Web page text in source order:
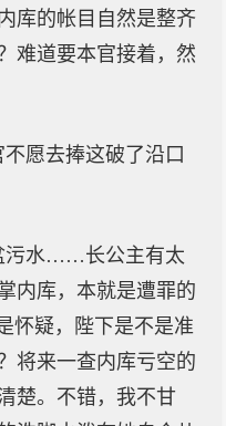
库的帐目自然是整齐
难道要本官接着，然
愿去捧这破了沿口
污水……长公主有太
内库，本就是遭罪的
怀疑，陛下是不是准
将来一查内库亏空的
楚。不错，我不甘